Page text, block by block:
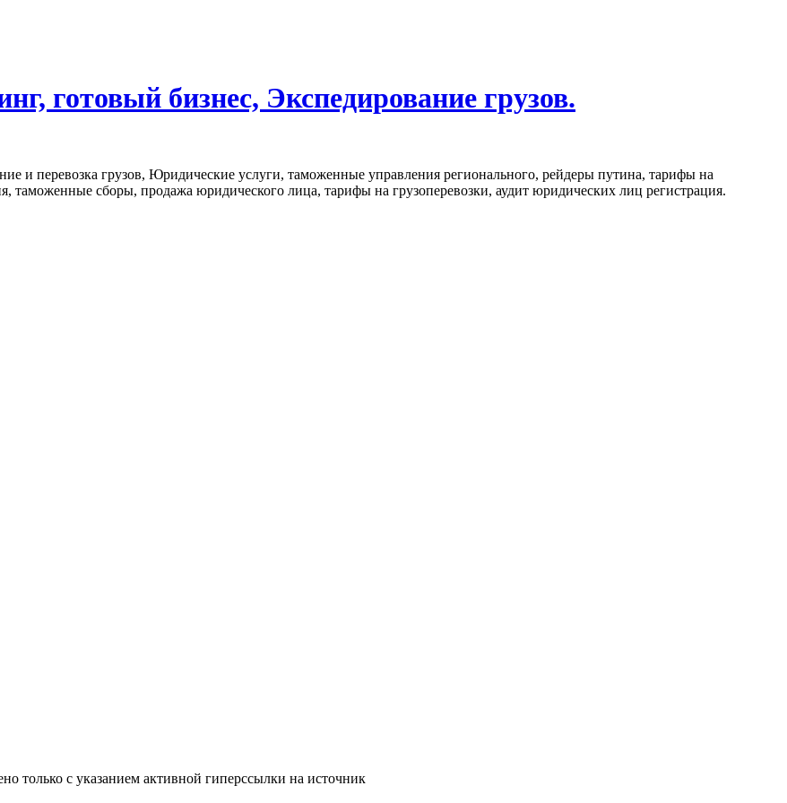
готовый бизнес, Экспедирование грузов.
и перевозка грузов, Юридические услуги, таможенные управления регионального, рейдеры путина, тарифы на
таможенные сборы, продажа юридического лица, тарифы на грузоперевозки, аудит юридических лиц регистрация.
только с указанием активной гиперссылки на источник